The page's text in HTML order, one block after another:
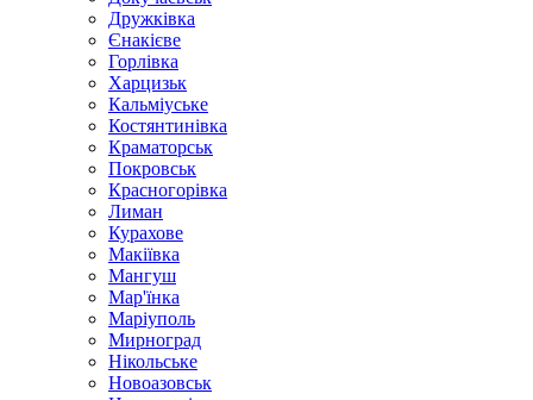
Дружківка
Єнакієве
Горлівка
Харцизьк
Кальміуське
Костянтинівка
Краматорськ
Покровськ
Красногорівка
Лиман
Курахове
Макіївка
Мангуш
Мар'їнка
Маріуполь
Мирноград
Нікольське
Новоазовськ